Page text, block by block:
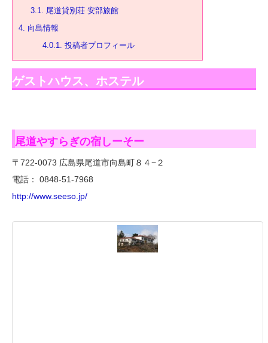
3.1. 尾道貸別荘 安部旅館
4. 向島情報
4.0.1. 投稿者プロフィール
ゲストハウス、ホステル
尾道やすらぎの宿しーそー
〒722-0073 広島県尾道市向島町８４−２
電話： 0848-51-7968
http://www.seeso.jp/